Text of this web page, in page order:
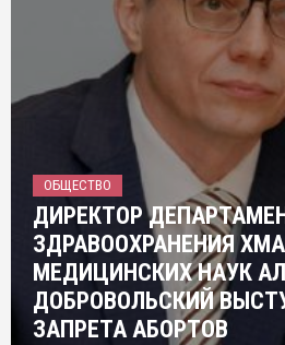
ОБЩЕСТВО
ДИРЕКТОР
ЗДРАВООХРАНЕНИЯ
МЕДИЦИНСКИХ НАУК
ДОБРОВОЛЬСКИЙ
ЗАПРЕТА АБОРТОВ